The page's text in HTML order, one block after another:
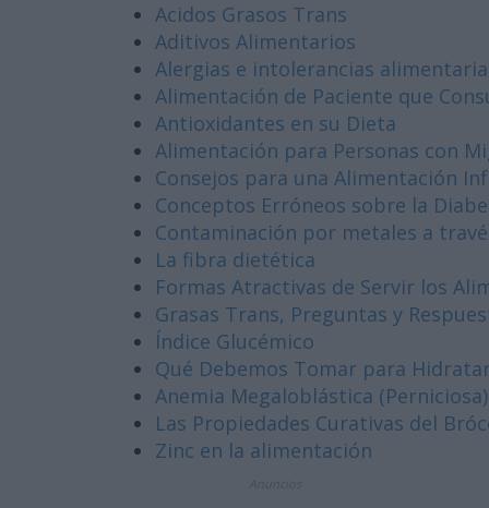
Acidos Grasos Trans
Aditivos Alimentarios
Alergias e intolerancias
Alimentación de Paciente que
Antioxidantes en su Dieta
Alimentación para Personas con
Consejos para una Alimentación
Conceptos Erróneos sobre la
Contaminación por metales a
La fibra dietética
Formas Atractivas de Servir los
Grasas Trans, Preguntas y
Índice Glucémico
Qué Debemos Tomar para
Anemia Megaloblástica (Perniciosa)
Las Propiedades Curativas del
Zinc en la alimentación